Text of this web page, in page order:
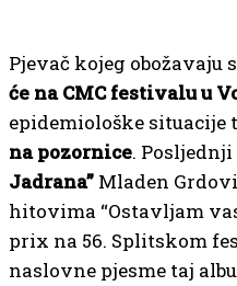
Pjevač kojeg obožavaju
će na CMC festivalu u
epidemiološke situacije
na pozornice.
Jadrana” Mladen
hitovima “Ostavljam
prix na 56. Splitskom
naslovne pjesme taj